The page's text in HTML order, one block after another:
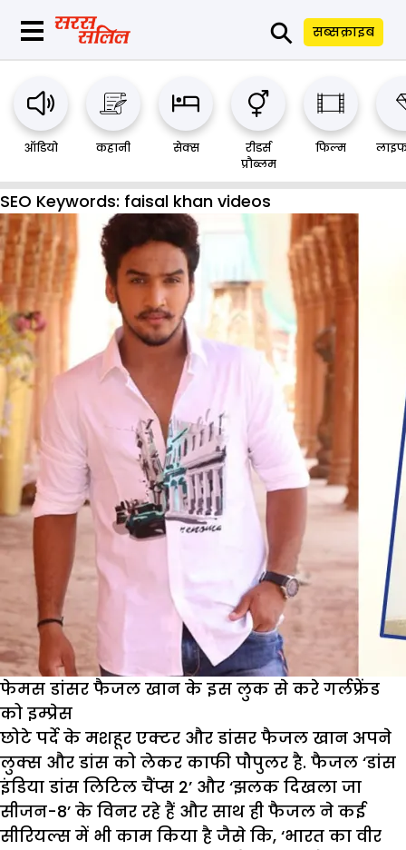
⚲ सब्सक्राइब
ऑडियो कहानी सेक्स
रीडर्स
प्रौब्लम
फिल्म
SEO Keywords: faisal khan videos
फेमस डांसर फैजल खान के इस लुक से करे गर्लफ्रेंड
को इम्प्रेस
छोटे पर्दे के मशहूर एक्टर और डांसर फैजल खान अपने
लुक्स और डांस को लेकर काफी पौपुलर है. फैजल ‘डांस
इंडिया डांस लिटिल चैंप्स 2’ और ‘झलक दिखला जा
सीजन-8’ के विनर रहे हैं और साथ ही फैजल ने कई
सीरियल्स में भी काम किया है जैसे कि, ‘भारत का वीर